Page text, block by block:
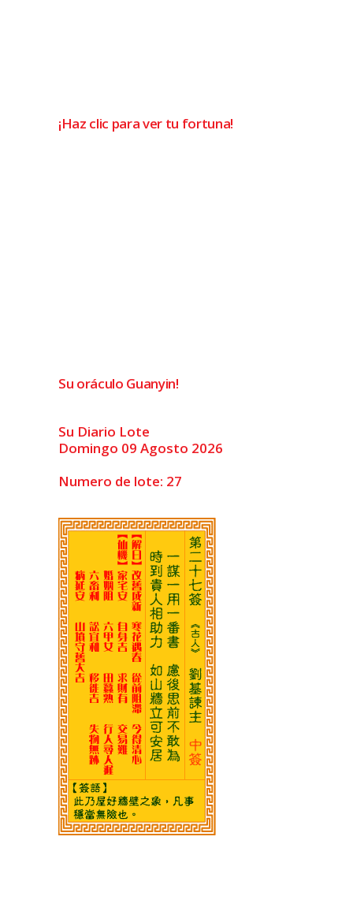
¡Haz clic para ver tu fortuna!
Su oráculo Guanyin!
Su Diario Lote
Domingo 09 Agosto 2026
Numero de lote: 27